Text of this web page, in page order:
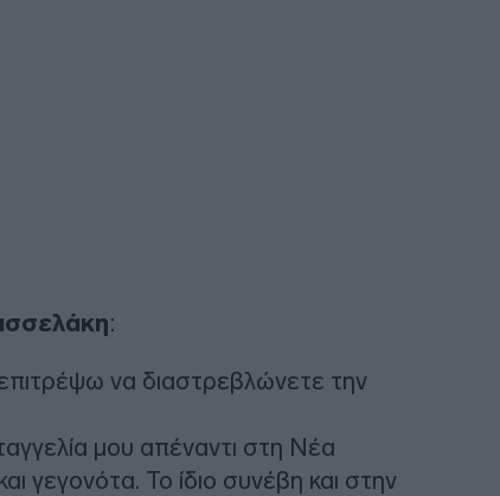
:
να διαστρεβλώνετε την
μου απέναντι στη Νέα
γεγονότα. Το ίδιο συνέβη και στην